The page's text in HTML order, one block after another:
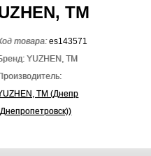
TM
товара:es143571
YUZHEN, TM
TM (Днепр